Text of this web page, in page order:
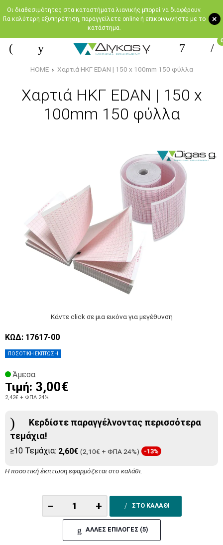
+
Oι διαθεσιμότητες στα καταστήματα λιανικής μπορεί να διαφέρουν.
Για καλύτερη εξυπηρέτηση, παραγγείλετε online ή επικοινωνήστε με το
κατάστημα.
0
HOME Χαρτιά ΗΚΓ EDAN | 150 x 100mm 150 φύλλα
Χαρτιά ΗΚΓ EDAN | 150 x
100mm 150 φύλλα
Κάντε click σε μια εικόνα για μεγέθυνση
ΠΟΣΟΤΙΚΗ ΕΚΠΤΩΣΗ
ΚΩΔ: 17617-00
Άμεσα
Τιμή: 3,00€
2,42€ + ΦΠΑ 24%
Κερδίστε παραγγέλνοντας περισσότερα
τεμάχια!
≥10 Τεμάχια: 2,60€ (2,10€ + ΦΠΑ 24%) -13%
Η ποσοτική έκπτωση εφαρμόζεται στο καλάθι.
− + ΣΤΟ ΚΑΛΑΘΙ
ΑΛΛΕΣ ΕΠΙΛΟΓΕΣ (5)